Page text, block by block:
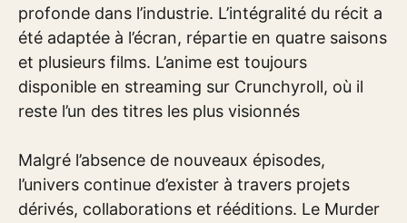
profonde dans l’industrie. L’intégralité du récit a
été adaptée à l’écran, répartie en quatre saisons
et plusieurs films. L’anime est toujours
disponible en streaming sur Crunchyroll, où il
reste l’un des titres les plus visionnés
Malgré l’absence de nouveaux épisodes,
l’univers continue d’exister à travers projets
dérivés, collaborations et rééditions. Le Murder